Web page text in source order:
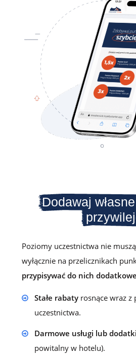
Dodawaj
Poziomy uczestnictwa nie
wyłącznie na przelicznikach
przypisywać do nich
Stałe rabatyrosnące wraz z
uczestnictwa.
Darmowe usługi lub dodatki
powitalny w hotelu).